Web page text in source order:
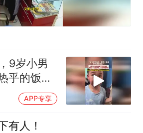
9岁小男
乎的饭
暖心夸赞
APP专享
有人！